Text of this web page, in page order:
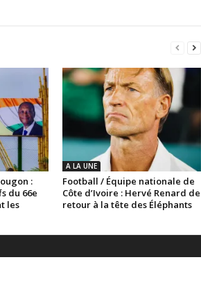
:
du 66e
les
A LA UNE
Football / Équipe nationale de
Côte d’Ivoire : Hervé Renard de
retour à la tête des Éléphants